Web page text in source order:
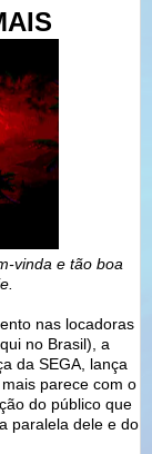
vinda e tão boa
nas locadoras
no Brasil), a
da SEGA, lança
parece com o
do público que
paralela dele e do